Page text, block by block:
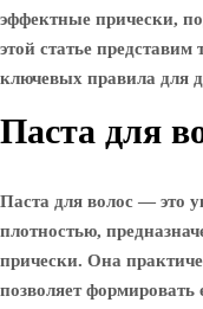
эффектные прически,
этой статье
ключевых правила для
Паста для
Паста для волос — это
плотностью,
прически. Она
позволяет формировать